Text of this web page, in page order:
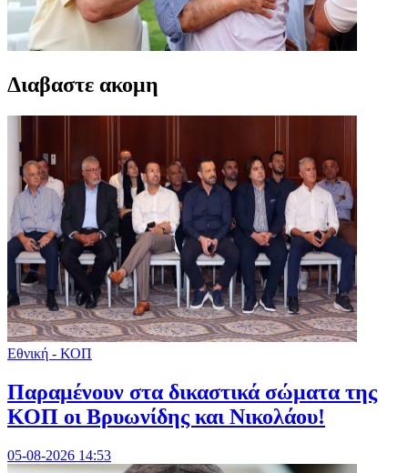
Διαβαστε ακομη
Εθνική - ΚΟΠ
Παραμένουν στα δικαστικά σώματα της
ΚΟΠ οι Βρυωνίδης και Νικολάου!
05-08-2026 14:53